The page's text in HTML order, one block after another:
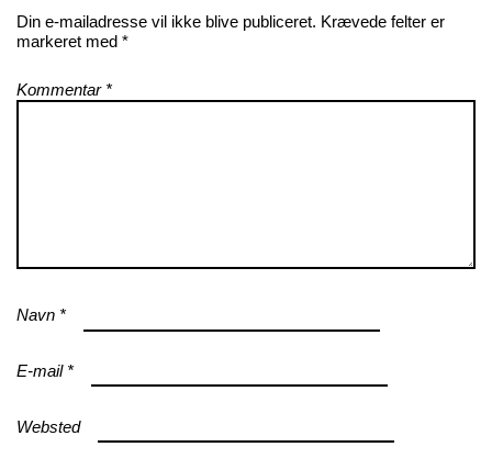
Din e-mailadresse vil ikke blive publiceret. Krævede felter er
markeret med *
Kommentar *
Navn *
E-mail *
Websted